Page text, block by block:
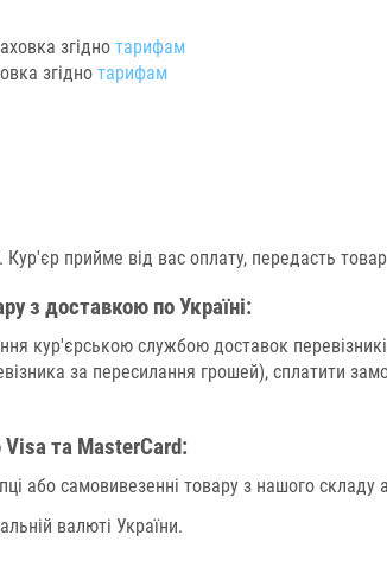
згідно тарифам
згідно тарифам
Кур'єр прийме від вас оплату, передасть
з доставкою по Україні:
кур'єрською службою доставок
за пересилання грошей), сплатити
та MasterCard:
або самовивезенні товару з нашого складу
валюті України.